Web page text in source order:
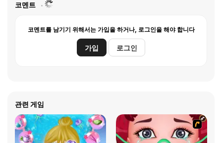
코멘트
코멘트를 남기기 위해서는 가입을 하거나, 로그인을 해야 합니다
가입 로그인
관련 게임